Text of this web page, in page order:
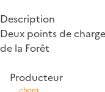
Description
Deux points de
de la Forêt
Producteur